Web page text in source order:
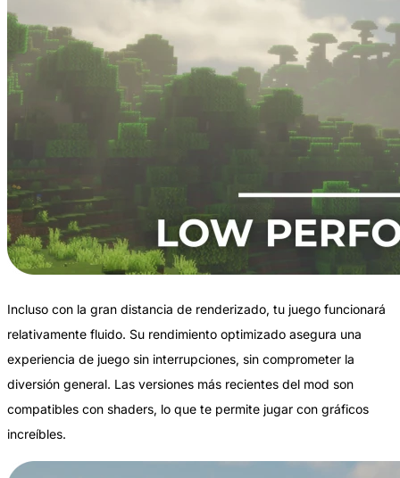
Incluso con la gran distancia de renderizado, tu juego funcionará
relativamente fluido. Su rendimiento optimizado asegura una
experiencia de juego sin interrupciones, sin comprometer la
diversión general. Las versiones más recientes del mod son
compatibles con shaders, lo que te permite jugar con gráficos
increíbles.